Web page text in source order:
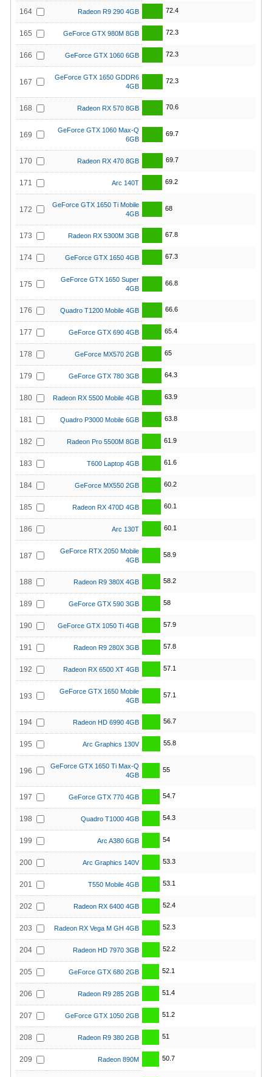
164 Radeon R9 290 4GB 72.4
165 GeForce GTX 980M 8GB 72.3
166 GeForce GTX 1060 6GB 72.3
167
GeForce GTX 1650 GDDR6
4GB
72.3
168 Radeon RX 570 8GB 70.6
169
GeForce GTX 1060 Max-Q
6GB
69.7
170 Radeon RX 470 8GB 69.7
171 Arc 140T 69.2
172
GeForce GTX 1650 Ti Mobile
4GB
68
173 Radeon RX 5300M 3GB 67.8
174 GeForce GTX 1650 4GB 67.3
175
GeForce GTX 1650 Super
4GB
66.8
176 Quadro T1200 Mobile 4GB 66.6
177 GeForce GTX 690 4GB 65.4
178 GeForce MX570 2GB 65
179 GeForce GTX 780 3GB 64.3
180 Radeon RX 5500 Mobile 4GB 63.9
181 Quadro P3000 Mobile 6GB 63.8
182 Radeon Pro 5500M 8GB 61.9
183 T600 Laptop 4GB 61.6
184 GeForce MX550 2GB 60.2
185 Radeon RX 470D 4GB 60.1
186 Arc 130T 60.1
187
GeForce RTX 2050 Mobile
4GB
58.9
188 Radeon R9 380X 4GB 58.2
189 GeForce GTX 590 3GB 58
190 GeForce GTX 1050 Ti 4GB 57.9
191 Radeon R9 280X 3GB 57.8
192 Radeon RX 6500 XT 4GB 57.1
193
GeForce GTX 1650 Mobile
4GB
57.1
194 Radeon HD 6990 4GB 56.7
195 Arc Graphics 130V 55.8
196
GeForce GTX 1650 Ti Max-Q
4GB
55
197 GeForce GTX 770 4GB 54.7
198 Quadro T1000 4GB 54.3
199 Arc A380 6GB 54
200 Arc Graphics 140V 53.3
201 T550 Mobile 4GB 53.1
202 Radeon RX 6400 4GB 52.4
203 Radeon RX Vega M GH 4GB 52.3
204 Radeon HD 7970 3GB 52.2
205 GeForce GTX 680 2GB 52.1
206 Radeon R9 285 2GB 51.4
207 GeForce GTX 1050 2GB 51.2
208 Radeon R9 380 2GB 51
209 Radeon 890M 50.7